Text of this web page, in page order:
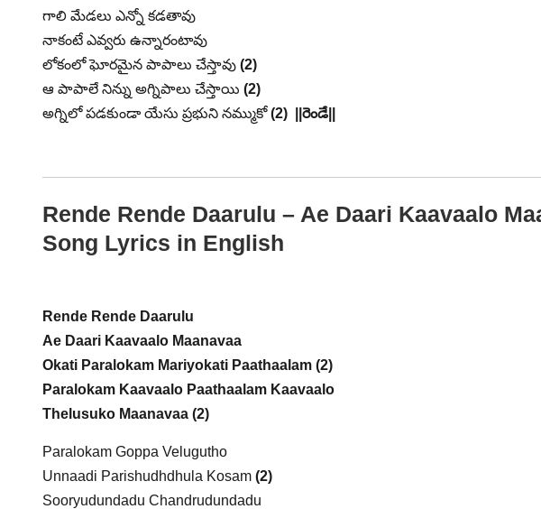
గాలి మేడలు ఎన్నో కడతావు
నాకంటే ఎవ్వరు ఉన్నారంటావు
లోకంలో ఘోరమైన పాపాలు చేస్తావు (2)
ఆ పాపాలే నిన్ను అగ్నిపాలు చేస్తాయి (2)
అగ్నిలో పడకుండా యేసు ప్రభుని నమ్ముకో(2) ||రెండే||
Rende Rende Daarulu – Ae Daari Kaavaalo
Song Lyrics in English
Rende Rende Daarulu
Ae Daari Kaavaalo Maanavaa
Okati Paralokam Mariyokati Paathaalam (2)
Paralokam Kaavaalo Paathaalam Kaavaalo
Thelusuko Maanavaa (2)
Paralokam Goppa Velugutho
Unnaadi Parishudhdhula Kosam (2)
Sooryudundadu Chandrudundadu